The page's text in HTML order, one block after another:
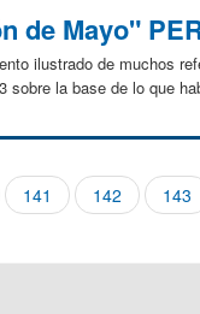
de Mayo"
ilustrado de muchos
sobre la base de lo que
141 142 143